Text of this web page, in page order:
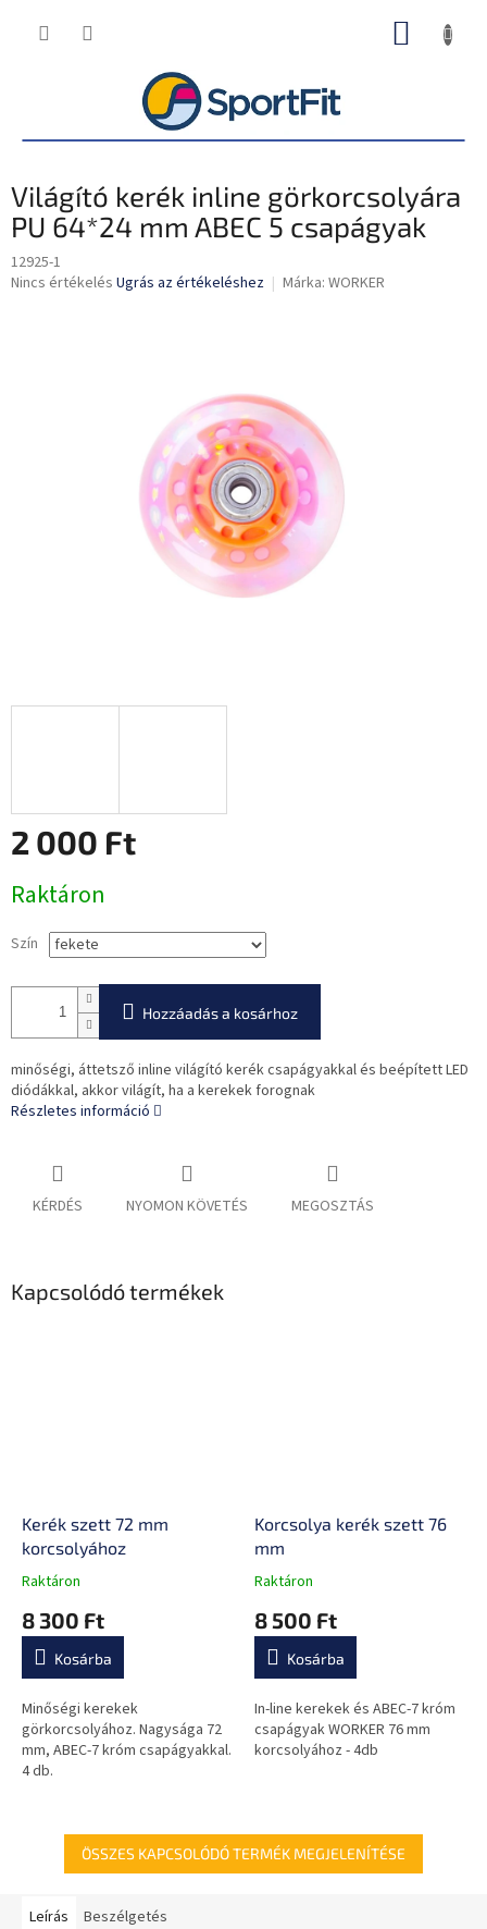
KOSÁR
Világító kerék inline görkorcsolyára
PU 64*24 mm ABEC 5 csapágyak
12925-1
A
Nincs értékelés Ugrás az értékeléshez Márka: WORKER
2 000 Ft
Raktáron
Szín
Hozzáadás a kosárhoz
minőségi, áttetsző inline világító kerék csapágyakkal és beépített LED
diódákkal, akkor világít, ha a kerekek forognak
Részletes információ
KÉRDÉS NYOMON KÖVETÉS MEGOSZTÁS
Kapcsolódó termékek
Kerék szett 72 mm
korcsolyához
A
átlagos
értékelése
0,0
csillag.
Raktáron
8 300 Ft
Kosárba
Minőségi kerekek
görkorcsolyához. Nagysága 72
mm, ABEC-7 króm csapágyakkal.
4 db.
Korcsolya kerék szett 76
mm
A
átlagos
értékelése
0,0
csillag.
Raktáron
8 500 Ft
Kosárba
In-line kerekek és ABEC-7 króm
csapágyak WORKER 76 mm
korcsolyához - 4db
ÖSSZES KAPCSOLÓDÓ TERMÉK MEGJELENÍTÉSE
Leírás Beszélgetés